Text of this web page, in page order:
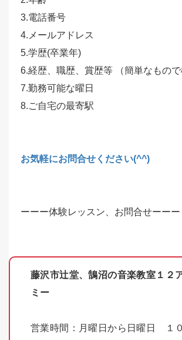
3.電話番号
4.メールアドレス
5.学歴(卒業年)
6.経歴、職歴、賞歴等 （簡単なもので
7.勤務可能な曜日
8.ご自宅の最寄駅
お気軽にお問合せください(^^)
ーーー体験レッスン、お問合せーーー
藤沢市辻堂、鵠沼の音楽教室１２
ミー
営業時間：月曜日から日曜日 １